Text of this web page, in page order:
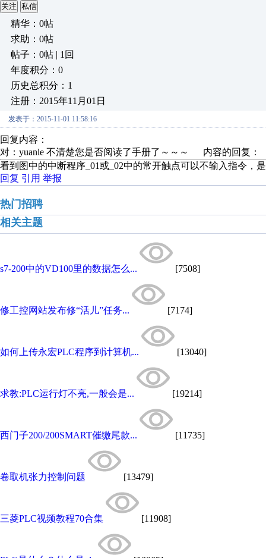
关注 私信
精华：0帖
求助：0帖
帖子：0帖 | 1回
年度积分：0
历史总积分：1
注册：2015年11月01日
发表于：2015-11-01 11:58:16
回复内容：
对：yuanle 不清楚您是否阅读了手册了～～～ 内容的回复：
看到图中的中断程序_01或_02中的常开触点可以不输入指令，
回复 引用 举报
热门招聘
相关主题
s7-200中的VD100里的数据怎么... [7508]
修工控网站发布修“活儿”任务... [7174]
如何上传永宏PLC程序到计算机... [13040]
求教:PLC运行灯不亮,一般会是... [19214]
西门子200/200SMART催缴尾款... [11735]
卷取机张力控制问题 [13479]
三菱PLC视频教程70合集 [11908]